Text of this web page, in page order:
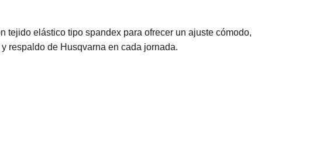
tejido elástico tipo spandex para ofrecer un ajuste cómodo,
respaldo de Husqvarna en cada jornada.